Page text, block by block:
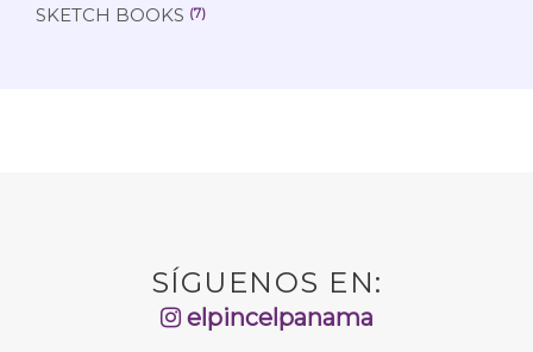
SKETCH BOOKS (7)
SÍGUENOS EN:
elpincelpanama